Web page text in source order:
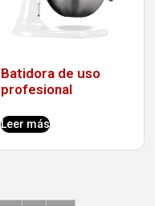
Batidora de uso
profesional
Leer más